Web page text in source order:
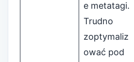
e metatagi.
Trudno
zoptymaliz
ować pod